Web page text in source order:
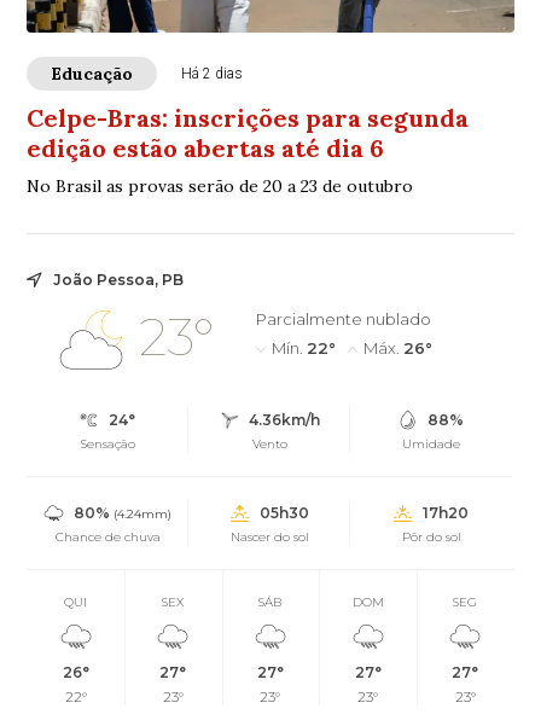
Educação Há 2 dias
Celpe-Bras: inscrições para segunda
edição estão abertas até dia 6
No Brasil as provas serão de 20 a 23 de outubro
João Pessoa, PB
23°
Parcialmente nublado
Mín. 22° Máx. 26°
24°
Sensação
4.36km/h
Vento
88%
Umidade
80% (4.24mm)
Chance de chuva
05h30
Nascer do sol
17h20
Pôr do sol
QUI
26°
22°
SEX
27°
23°
SÁB
27°
23°
DOM
27°
23°
SEG
27°
23°